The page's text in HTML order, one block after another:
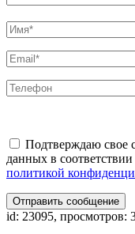
Подтверждаю свое
данных в соответствии
политикой
Отправить сообщение
id: 23095, просмотров: